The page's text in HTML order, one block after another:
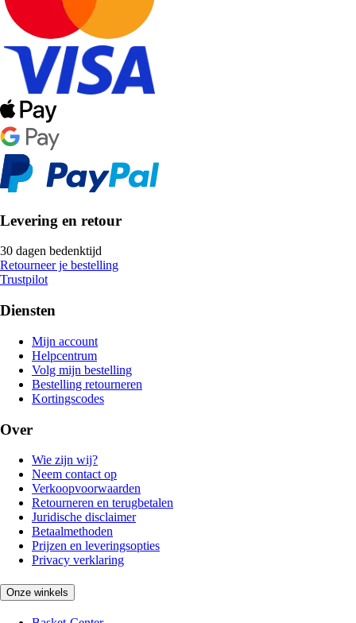
Levering en retour
30 dagen bedenktijd
Retourneer je bestelling
Trustpilot
Diensten
Mijn account
Helpcentrum
Volg mijn bestelling
Bestelling retourneren
Kortingscodes
Over
Wie zijn wij?
Neem contact op
Verkoopvoorwaarden
Retourneren en terugbetalen
Juridische disclaimer
Betaalmethoden
Prijzen en leveringsopties
Privacy verklaring
Onze winkels